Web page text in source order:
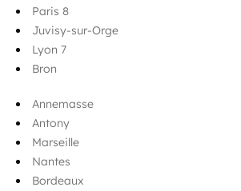
Paris 8
Juvisy-sur-Orge
Lyon 7
Bron
Annemasse
Antony
Marseille
Nantes
Bordeaux